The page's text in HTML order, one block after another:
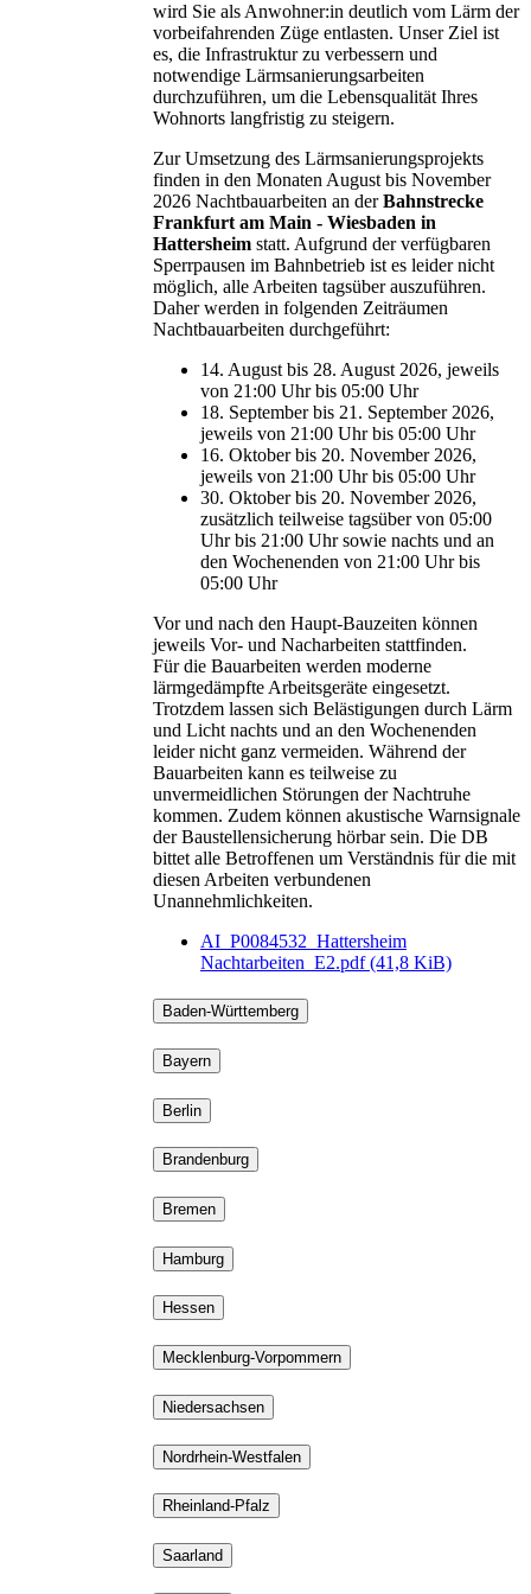
wird Sie als Anwohner:in deutlich vom Lärm der
vorbeifahrenden Züge entlasten. Unser Ziel ist
es, die Infrastruktur zu verbessern und
notwendige Lärmsanierungsarbeiten
durchzuführen, um die Lebensqualität Ihres
Wohnorts langfristig zu steigern.
Zur Umsetzung des Lärmsanierungsprojekts
finden in den Monaten August bis November
2026 Nachtbauarbeiten an derBahnstrecke
Frankfurt am Main - Wiesbaden in
Hattersheimstatt. Aufgrund der verfügbaren
Sperrpausen im Bahnbetrieb ist es leider nicht
möglich, alle Arbeiten tagsüber auszuführen.
Daher werden in folgenden Zeiträumen
Nachtbauarbeiten durchgeführt:
14. August bis 28. August 2026, jeweils
von 21:00 Uhr bis 05:00 Uhr
18. September bis 21. September 2026,
jeweils von 21:00 Uhr bis 05:00 Uhr
16. Oktober bis 20. November 2026,
jeweils von 21:00 Uhr bis 05:00 Uhr
30. Oktober bis 20. November 2026,
zusätzlich teilweise tagsüber von 05:00
Uhr bis 21:00 Uhr sowie nachts und an
den Wochenenden von 21:00 Uhr bis
05:00 Uhr
Vor und nach den Haupt-Bauzeiten können
jeweils Vor- und Nacharbeiten stattfinden.
Für die Bauarbeiten werden moderne
lärmgedämpfte Arbeitsgeräte eingesetzt.
Trotzdem lassen sich Belästigungen durch Lärm
und Licht nachts und an den Wochenenden
leider nicht ganz vermeiden. Während der
Bauarbeiten kann es teilweise zu
unvermeidlichen Störungen der Nachtruhe
kommen. Zudem können akustische Warnsignale
der Baustellensicherung hörbar sein. Die DB
bittet alle Betroffenen um Verständnis für die mit
diesen Arbeiten verbundenen
Unannehmlichkeiten.
AI_P0084532_Hattersheim
Nachtarbeiten_E2.pdf(41,8 KiB)
Baden-Württemberg
Bayern
Berlin
Brandenburg
Bremen
Hamburg
Hessen
Mecklenburg-Vorpommern
Niedersachsen
Nordrhein-Westfalen
Rheinland-Pfalz
Saarland